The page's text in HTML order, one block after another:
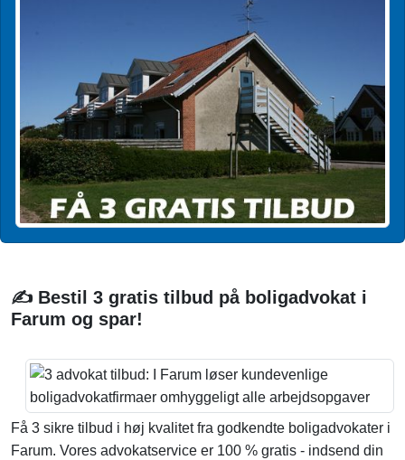
✍️ Bestil 3 gratis tilbud på boligadvokat i
Farum og spar!
Få 3 sikre tilbud i høj kvalitet fra godkendte boligadvokater i
Farum. Vores advokatservice er 100 % gratis - indsend din